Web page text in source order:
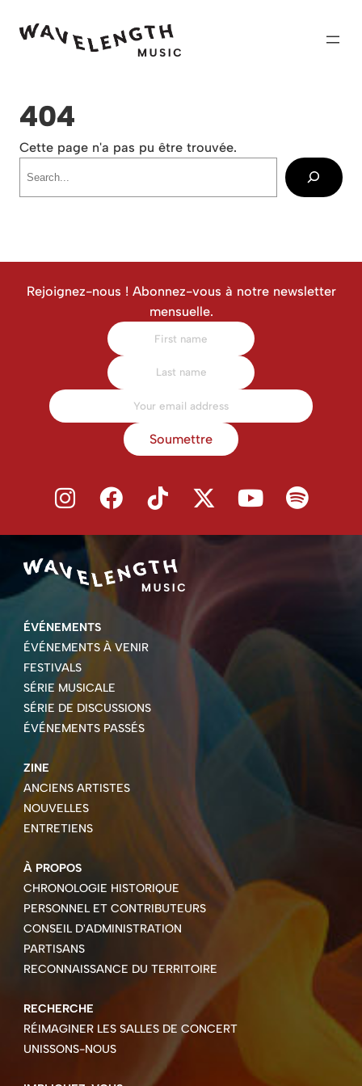
404
Cette page n'a pas pu être trouvée.
Rejoignez-nous ! Abonnez-vous à notre newsletter
mensuelle.
Soumettre
ÉVÉNEMENTS
ÉVÉNEMENTS À VENIR
FESTIVALS
SÉRIE MUSICALE
SÉRIE DE DISCUSSIONS
ÉVÉNEMENTS PASSÉS
ZINE
ANCIENS ARTISTES
NOUVELLES
ENTRETIENS
À PROPOS
CHRONOLOGIE HISTORIQUE
PERSONNEL ET CONTRIBUTEURS
CONSEIL D'ADMINISTRATION
PARTISANS
RECONNAISSANCE DU TERRITOIRE
RECHERCHE
RÉIMAGINER LES SALLES DE CONCERT
UNISSONS-NOUS